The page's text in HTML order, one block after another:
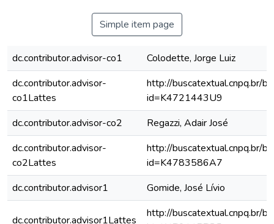
Simple item page
dc.contributor.advisor-co1
Colodette, Jorge Luiz
dc.contributor.advisor-
co1Lattes
http://buscatextual.cnpq.br/
id=K4721443U9
dc.contributor.advisor-co2
Regazzi, Adair José
dc.contributor.advisor-
co2Lattes
http://buscatextual.cnpq.br/
id=K4783586A7
dc.contributor.advisor1
Gomide, José Lívio
dc.contributor.advisor1Lattes
http://buscatextual.cnpq.br/